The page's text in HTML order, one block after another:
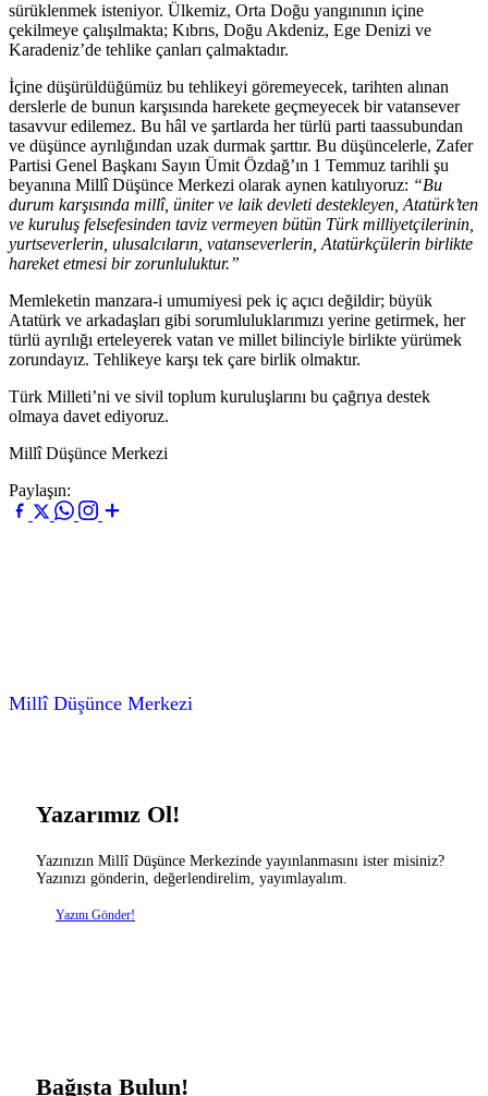
sürüklenmek isteniyor. Ülkemiz, Orta Doğu yangınının içine
çekilmeye çalışılmakta; Kıbrıs, Doğu Akdeniz, Ege Denizi ve
Karadeniz’de tehlike çanları çalmaktadır.
İçine düşürüldüğümüz bu tehlikeyi göremeyecek, tarihten alınan
derslerle de bunun karşısında harekete geçmeyecek bir vatansever
tasavvur edilemez. Bu hâl ve şartlarda her türlü parti taassubundan
ve düşünce ayrılığından uzak durmak şarttır. Bu düşüncelerle, Zafer
Partisi Genel Başkanı Sayın Ümit Özdağ’ın 1 Temmuz tarihli şu
beyanına Millî Düşünce Merkezi olarak aynen katılıyoruz: “Bu
durum karşısında millî, üniter ve laik devleti destekleyen, Atatürk’ten
ve kuruluş felsefesinden taviz vermeyen bütün Türk milliyetçilerinin,
yurtseverlerin, ulusalcıların, vatanseverlerin, Atatürkçülerin birlikte
hareket etmesi bir zorunluluktur.”
Memleketin manzara-i umumiyesi pek iç açıcı değildir; büyük
Atatürk ve arkadaşları gibi sorumluluklarımızı yerine getirmek, her
türlü ayrılığı erteleyerek vatan ve millet bilinciyle birlikte yürümek
zorundayız. Tehlikeye karşı tek çare birlik olmaktır.
Türk Milleti’ni ve sivil toplum kuruluşlarını bu çağrıya destek
olmaya davet ediyoruz.
Millî Düşünce Merkezi
Paylaşın:
Millî Düşünce Merkezi
Yazarımız Ol!
Yazınızın Millî Düşünce Merkezinde yayınlanmasını ister misiniz?
Yazınızı gönderin, değerlendirelim, yayımlayalım.
Yazını Gönder!
Bağışta Bulun!